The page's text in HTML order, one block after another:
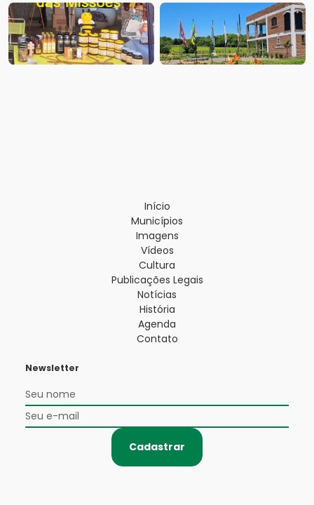
Início
Municípios
Imagens
Vídeos
Cultura
Publicações Legais
Notícias
História
Agenda
Contato
Newsletter
Cadastrar